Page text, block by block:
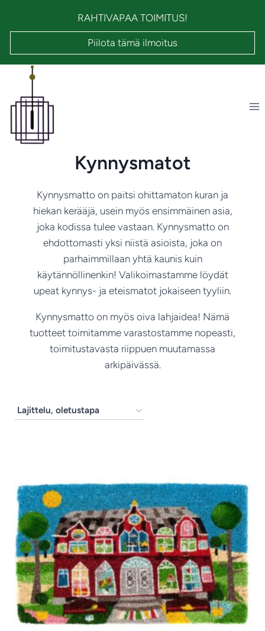
RAHTIVAPAA TOIMITUS!
Piilota tämä ilmoitus
Kynnysmatot
Kynnysmatto on paitsi ohittamaton kuran ja
hiekan kerääjä, usein myös ensimmäinen asia,
joka kodissa tulee vastaan. Kynnysmatto on
ehdottomasti yksi niistä asioista, joka on
parhaimmillaan yhtä kaunis kuin
käytännöllinenkin! Valikoimastamme löydät
upeat kynnys- ja eteismatot jokaiseen tyyliin.
Kynnysmatto on myös oiva lahjaidea! Nämä
tuotteet toimitamme varastostamme nopeasti,
toimitustavasta riippuen muutamassa
arkipäivässä.